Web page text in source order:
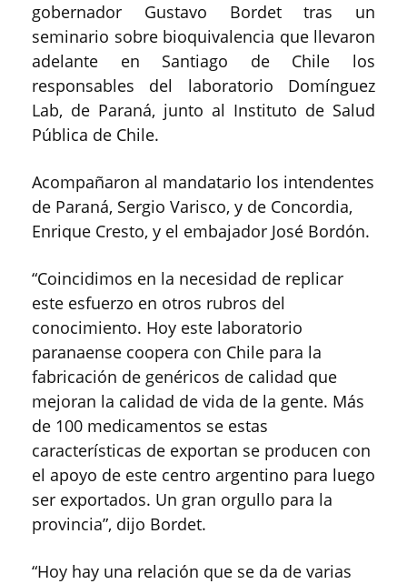
gobernador Gustavo Bordet tras un
seminario sobre bioquivalencia que llevaron
adelante en Santiago de Chile los
responsables del laboratorio Domínguez
Lab, de Paraná, junto al Instituto de Salud
Pública de Chile.
Acompañaron al mandatario los intendentes
de Paraná, Sergio Varisco, y de Concordia,
Enrique Cresto, y el embajador José Bordón.
“Coincidimos en la necesidad de replicar
este esfuerzo en otros rubros del
conocimiento. Hoy este laboratorio
paranaense coopera con Chile para la
fabricación de genéricos de calidad que
mejoran la calidad de vida de la gente. Más
de 100 medicamentos se estas
características de exportan se producen con
el apoyo de este centro argentino para luego
ser exportados. Un gran orgullo para la
provincia”, dijo Bordet.
“Hoy hay una relación que se da de varias